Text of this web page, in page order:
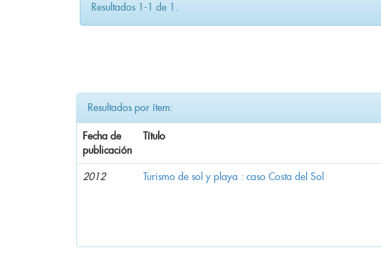
Resultados 1-1 de 1.
Resultados por ítem:
Fecha de
publicación
Título
2012 Turismo de sol y playa : caso Costa del Sol